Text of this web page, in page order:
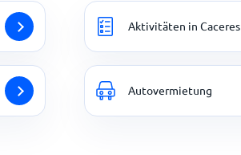
Aktivitäten in Caceres
Autovermietung